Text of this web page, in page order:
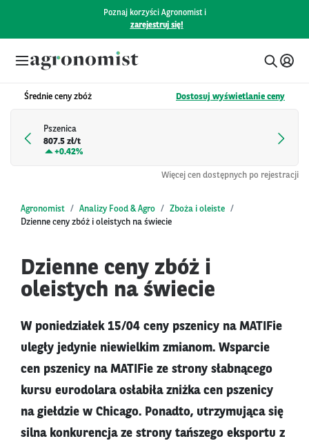
Poznaj korzyści Agronomist i
zarejestruj się!
Średnie ceny zbóż Dostosuj wyświetlanie ceny
Pszenica
807.5 zł/t
+0.42%
Więcej cen dostępnych po rejestracji
Agronomist Analizy Food & Agro
Zboża i oleiste
Dzienne ceny zbóż i oleistych na świecie
Dzienne ceny zbóż i
oleistych na świecie
W poniedziałek 15/04 ceny pszenicy na MATIFie
uległy jedynie niewielkim zmianom. Wsparcie
cen pszenicy na MATIFie ze strony słabnącego
kursu eurodolara osłabiła zniżka cen pszenicy
na giełdzie w Chicago. Ponadto, utrzymująca się
silna konkurencja ze strony tańszego eksportu z